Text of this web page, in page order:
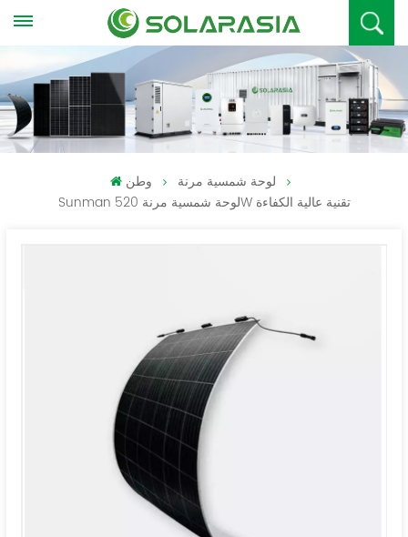
وطن
لوحة شمسية مرنة
Sunman لوحة شمسية مرنة 520W تقنية عالية الكفاءة